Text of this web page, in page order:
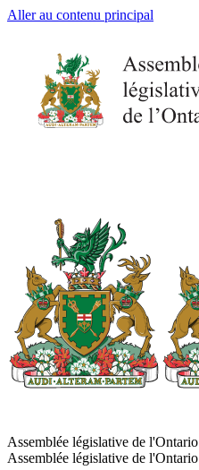
Aller au contenu principal
Assemblée législative de l'Ontario
Assemblée législative de l'Ontario